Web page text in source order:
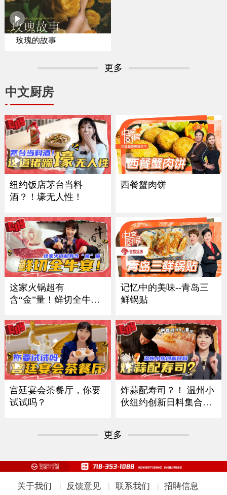
玫瑰的故事
更多
中文厨房
纽约饭店茅台当料
酒？！壕无人性！
西餐蟹肉饼
这家火锅超有
含“金”量！鲜切全牛
记忆中的美味--青岛三
鲜锅贴
宫廷宴会茶餐厅，你要
试试吗？
炸蒜配寿司？！ 温州小
伙纽约创新日料集合多
更多
关于我们 | 反馈意见 | 联系我们 | 招聘信息